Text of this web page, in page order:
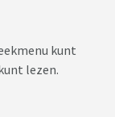
kunt
lezen.